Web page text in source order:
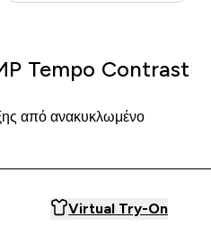
Tempo Contrast
από ανακυκλωμένο
Virtual Try-On